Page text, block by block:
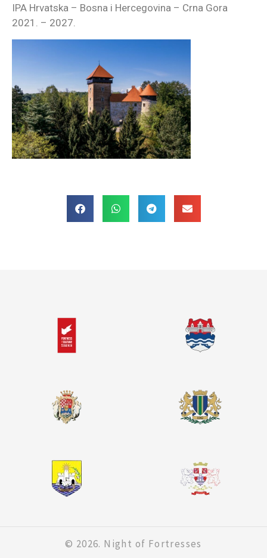
IPA Hrvatska – Bosna i Hercegovina – Crna Gora
2021. – 2027.
© 2026. Night of Fortresses